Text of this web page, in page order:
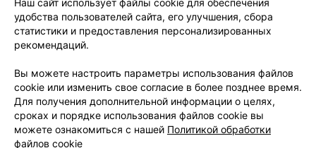
Размещение рекламы
Медицинский маркетинг
Публичный договор
Доставка
Способы оплаты
Вакансии
Партнеры
Написать руководителю 103.by
Написать в поддержку
Персональные настройки Cookie
Наш сайт использует файлы cookie для обеспечения
удобства пользователей сайта, его улучшения, сбора
статистики и предоставления персонализированных
рекомендаций.
Вы можете настроить параметры использования файлов
cookie или изменить свое согласие в более позднее время.
Для получения дополнительной информации о целях,
сроках и порядке использования файлов cookie вы
можете ознакомиться с нашей Политикой обработки
файлов cookie